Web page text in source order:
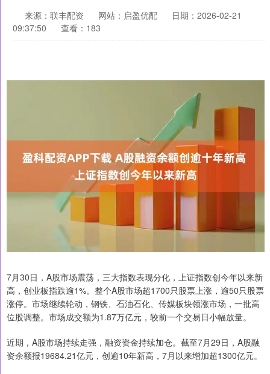
来源：联丰配资 网站：启盈优配
日期：2026-02-21
09:37:50
查看：183
7月30日，A股市场震荡，三大指数表现分化，上证指数创今年以来新
高，创业板指跌逾1%。整个A股市场超1700只股票上涨，逾50只股票
涨停。市场继续轮动，钢铁、石油石化、传媒板块领涨市场，一批高
位股调整。市场成交额为1.87万亿元，较前一个交易日小幅放量。
近期，A股市场持续走强，融资资金持续加仓。截至7月29日，A股融
资余额报19684.21亿元，创逾10年新高，7月以来增加超1300亿元。